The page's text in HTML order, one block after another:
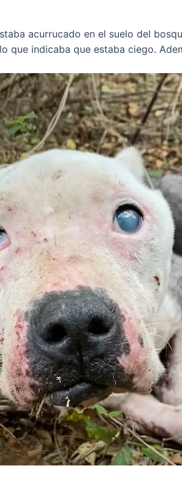
acurrucado en el suelo del
que indicaba que estaba ciego.